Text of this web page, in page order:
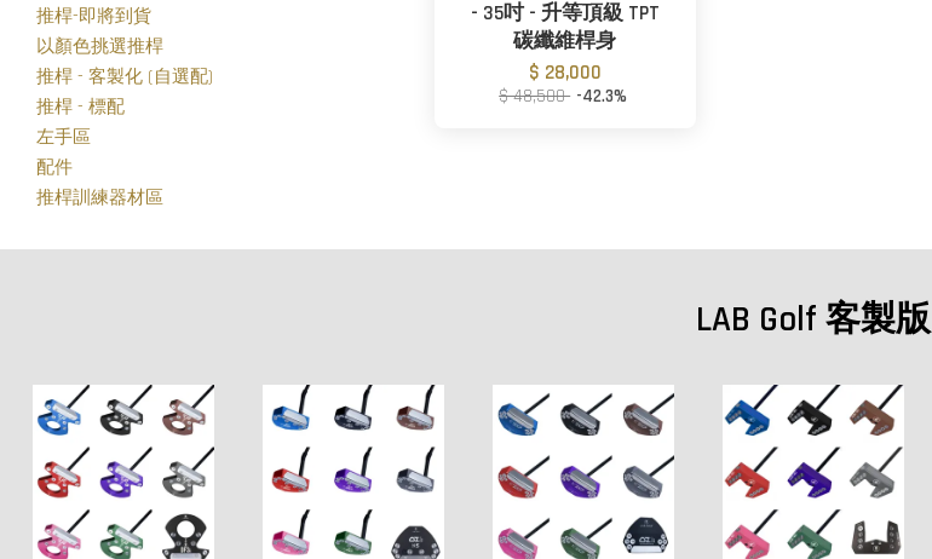
推桿-即將到貨
以顏色挑選推桿
推桿 - 客製化 (自選配)
推桿 - 標配
左手區
配件
推桿訓練器材區
- 35吋 - 升等頂級 TPT
碳纖維桿身
$ 28,000
$ 48,500 -42.3%
LAB Golf 客製版